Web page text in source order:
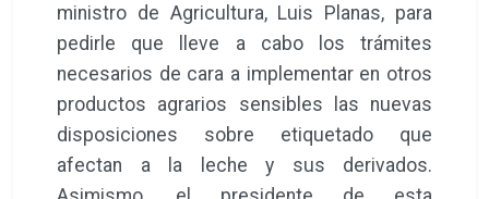
ministro de Agricultura, Luis Planas, para
pedirle que lleve a cabo los trámites
necesarios de cara a implementar en otros
productos agrarios sensibles las nuevas
disposiciones sobre etiquetado que
afectan a la leche y sus derivados.